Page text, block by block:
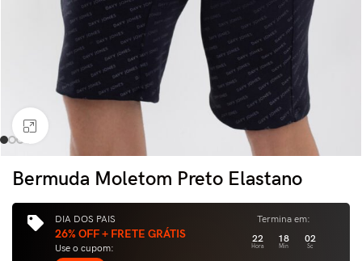
Clique para ampliar
Bermuda Moletom Preto Elastano
DIA DOS PAIS
26% OFF + FRETE GRÁTIS
Use o cupom:
Termina em:
22
Hora
18
Min
01
Sc